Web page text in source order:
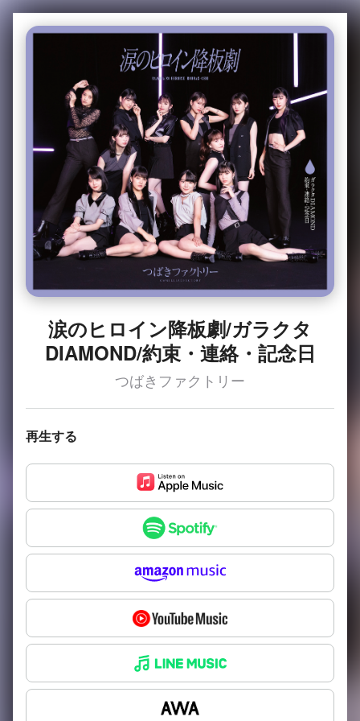
涙のヒロイン降板劇/ガラクタ
DIAMOND/約束・連絡・記念日
つばきファクトリー
再生する